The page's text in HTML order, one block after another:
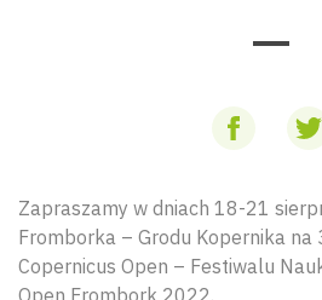
Zapraszamy w dniach 18-21
Fromborka – Grodu Kopernika na
Copernicus Open – Festiwalu
Open Frombork 2022.